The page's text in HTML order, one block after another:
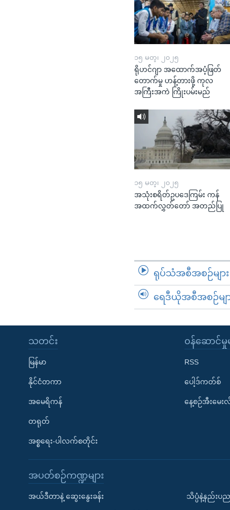
၁၅ မတ္၊ ၂၀၂၅
ရိုဟင်ဂျာ အထောက်အပံ့ဖြတ်
တောက်မှု ဟန့်တားဖို့ ကုလ
အကြီးအကဲ ကြိုးပမ်းမည်
၁၅ မတ္၊ ၂၀၂၅
အသုံးစရိတ်ဥပဒေကြမ်း ကန်
အထက်လွှတ်တော် အတည်ပြု
ရုပ်သံအစီအစဉ်များ
ရေဒီယိုအစီအစဉ်မျာ
သတင်း
မြန်မာ
နိုင်ငံတကာ
အမေရိကန်
တရုတ်
အစ္စရေး-ပါလက်စတိုင်း
၀န်ဆောင်မှုမ
RSS
ပေါ့ဒ်ကတ်စ်
နေ့စဉ်အီးမေ
အပတ်စဉ်ကဏ္ဍများ
အယ်ဒီတာနဲ့ ဆွေးနွေးခန်း သိပ္ပံနဲ့နည်းပ